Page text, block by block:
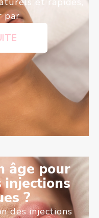
par
âge pour
injections
?
des injections